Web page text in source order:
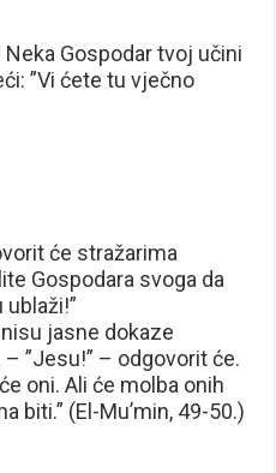
Neka Gospodar tvoj učini
”Vi ćete tu vječno
će stražarima
Gospodara svoga da
jasne dokaze
”Jesu!” – odgovorit će.
oni. Ali će molba onih
biti.” (El-Mu’min, 49-50.)